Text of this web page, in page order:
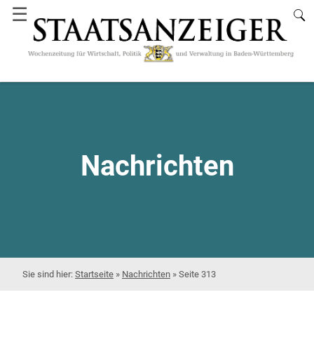
☰
Nachrichten
Startseite » Nachrichten » Seite 313